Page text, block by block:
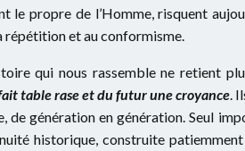
propre de l’Homme, risquent
répétition et au conformisme.
qui nous rassemble ne retient
table rase et du futur une croyance.
de génération en génération. Seul
historique, construite patiemment